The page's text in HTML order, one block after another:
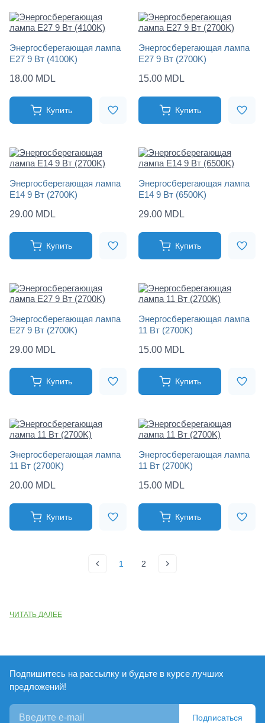
Энергосберегающая лампа
E27 9 Вт (4100K)
18.00 MDL
Купить
Энергосберегающая лампа
E27 9 Вт (2700K)
15.00 MDL
Купить
Энергосберегающая лампа
E14 9 Вт (2700K)
29.00 MDL
Купить
Энергосберегающая лампа
E14 9 Вт (6500K)
29.00 MDL
Купить
Энергосберегающая лампа
E27 9 Вт (2700K)
29.00 MDL
Купить
Энергосберегающая лампа
11 Вт (2700K)
15.00 MDL
Купить
Энергосберегающая лампа
11 Вт (2700K)
20.00 MDL
Купить
Энергосберегающая лампа
11 Вт (2700K)
15.00 MDL
Купить
1 2
ЧИТАТЬ ДАЛЕЕ
Подпишитесь на рассылку и будьте в курсе лучших
предложений!
Подписаться